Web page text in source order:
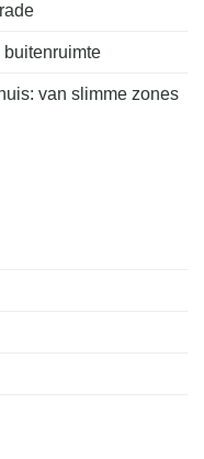
buitenruimte
van slimme zones